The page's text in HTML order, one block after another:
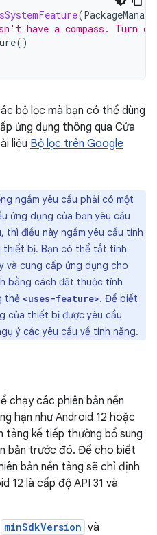
(
have a compass. Turn
()
bộ lọc mà bạn có thể dùng
ứng dụng thông qua Cửa
liệu Bộ lọc trên Google
ngầm yêu cầu phải có một
ứng dụng của bạn yêu cầu
, thì điều này ngầm yêu cầu tính
thiết bị. Bạn có thể tắt tính
và cung cấp ứng dụng cho
bằng cách đặt thuộc tính
thẻ <uses-feature>. Để biết
của thiết bị được yêu cầu
ý các yêu cầu về tính năng.
chạy các phiên bản nền
hạn như Android 12 hoặc
tảng kế tiếp thường bổ sung
bản trước đó. Để cho biết
bản nền tảng sẽ chỉ định
12 là cấp độ API 31 và
minSdkVersion và